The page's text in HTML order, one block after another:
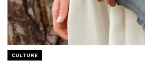
CULTURE